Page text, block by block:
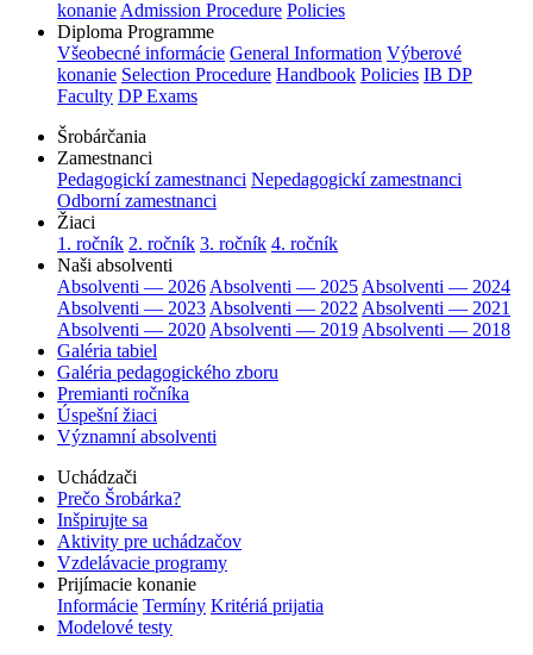
konanie Admission Procedure Policies
Diploma Programme
Všeobecné informácie General Information Výberové
konanie Selection Procedure Handbook Policies IB DP
Faculty DP Exams
Šrobárčania
Zamestnanci
Pedagogickí zamestnanci Nepedagogickí zamestnanci
Odborní zamestnanci
Žiaci
1. ročník 2. ročník 3. ročník 4. ročník
Naši absolventi
Absolventi — 2026 Absolventi — 2025 Absolventi — 2024
Absolventi — 2023 Absolventi — 2022 Absolventi — 2021
Absolventi — 2020 Absolventi — 2019 Absolventi — 2018
Galéria tabiel
Galéria pedagogického zboru
Premianti ročníka
Úspešní žiaci
Významní absolventi
Uchádzači
Prečo Šrobárka?
Inšpirujte sa
Aktivity pre uchádzačov
Vzdelávacie programy
Prijímacie konanie
Informácie Termíny Kritériá prijatia
Modelové testy